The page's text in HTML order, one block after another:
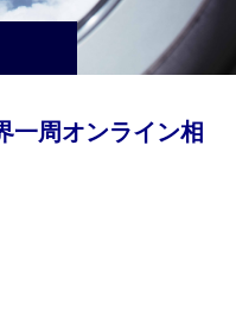
一周オンライン相